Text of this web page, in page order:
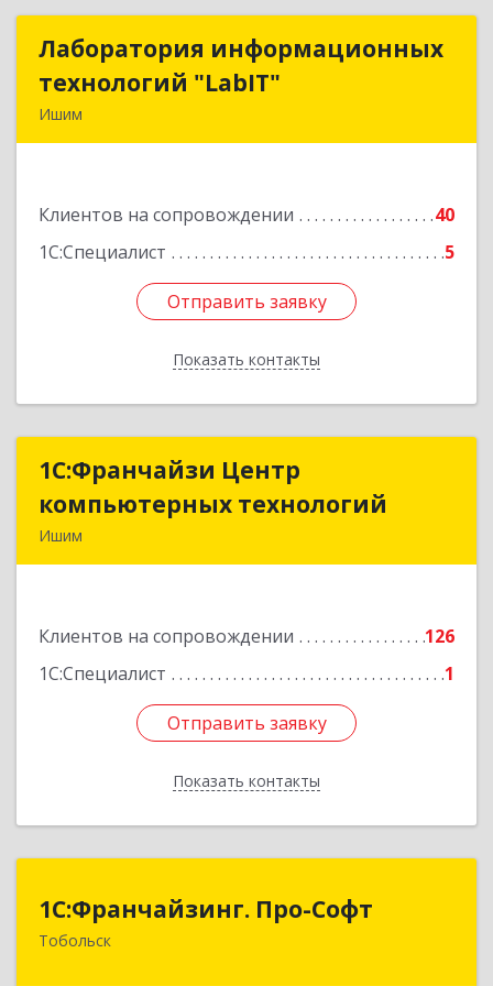
Лаборатория информационных
технологий "LabIT"
Ишим
Клиентов на сопровождении
40
1С:Специалист
5
Отправить заявку
Показать контакты
Лаборатория информационных
технологий "LabIT"
Подробнее
Отправить заявку
Назад
1С:Франчайзи Центр
компьютерных технологий
Ишим
Клиентов на сопровождении
126
1С:Специалист
1
Отправить заявку
Показать контакты
1С:Франчайзи Центр
компьютерных технологий
Подробнее
Отправить заявку
Назад
1С:Франчайзинг. Про-Софт
Тобольск
1С:Франчайзинг. Про-Софт
626150, Тюменская обл, Тобольск г, Малая